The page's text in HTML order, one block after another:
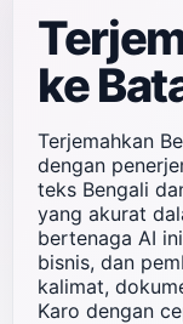
ke
Terjemahkan
dengan
teks Bengali
yang akurat
bertenaga AI
bisnis, dan
kalimat,
Karo dengan